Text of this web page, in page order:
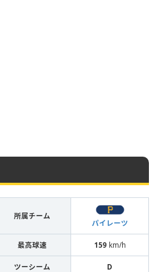
所属チーム
パイレーツ
最高球速 159km/h
ツーシーム D